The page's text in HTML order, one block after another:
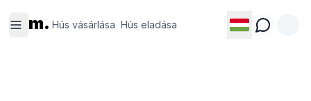
m. Hús vásárlása Hús eladása
vásárlása eladása